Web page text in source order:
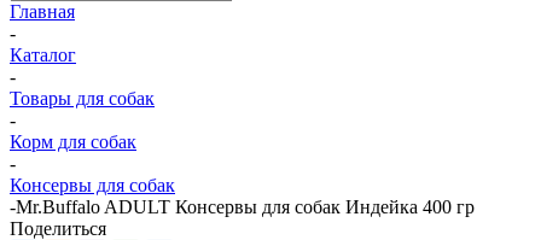
Главная
-
Каталог
-
Товары для собак
-
Корм для собак
-
Консервы для собак
-Mr.Buffalo ADULT Консервы для собак Индейка 400 гр
Поделиться